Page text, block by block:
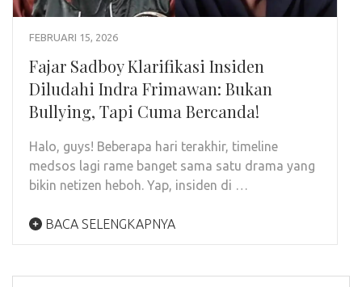
FEBRUARI 15, 2026
Fajar Sadboy Klarifikasi Insiden
Diludahi Indra Frimawan: Bukan
Bullying, Tapi Cuma Bercanda!
Halo, guys! Beberapa hari terakhir, timeline
medsos lagi rame banget sama satu drama yang
bikin netizen heboh. Yap, insiden di …
BACA SELENGKAPNYA